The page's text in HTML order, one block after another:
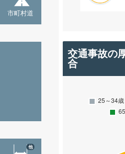
市町村道
他
交通事故の
合